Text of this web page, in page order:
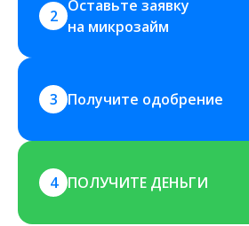
2
Оставьте заявку
на микрозайм
3 Получите одобрение
4 ПОЛУЧИТЕ ДЕНЬГИ